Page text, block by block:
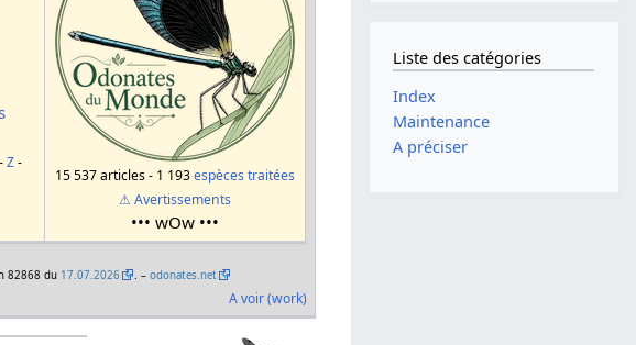
-Z-
15 537 articles - 1 193espèces traitées
⚠ Avertissements
••• wOw •••
82868 du 17.07.2026 . –odonates.net
A voir (work)
Liste des catégories
Index
Maintenance
A préciser